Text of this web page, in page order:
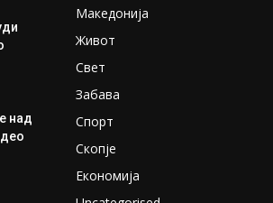
над
Македонија
Живот
Свет
Забава
Спорт
Скопје
Економија